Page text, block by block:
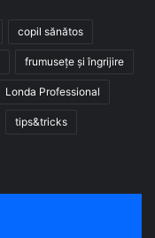
copil sănătos
frumusețe și îngrijire
Londa Professional
tips&tricks